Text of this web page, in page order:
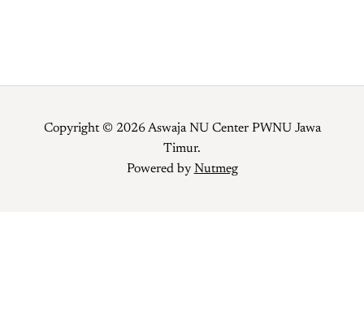
Copyright © 2026 Aswaja NU Center PWNU Jawa
Timur.
Powered by Nutmeg